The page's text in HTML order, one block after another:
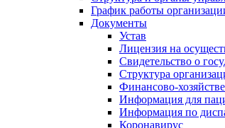
График работы
Документы
Устав
Лицензия на
Свидетельство о
Структура
Финансово-
Информация для
Информация по
Коронавирус